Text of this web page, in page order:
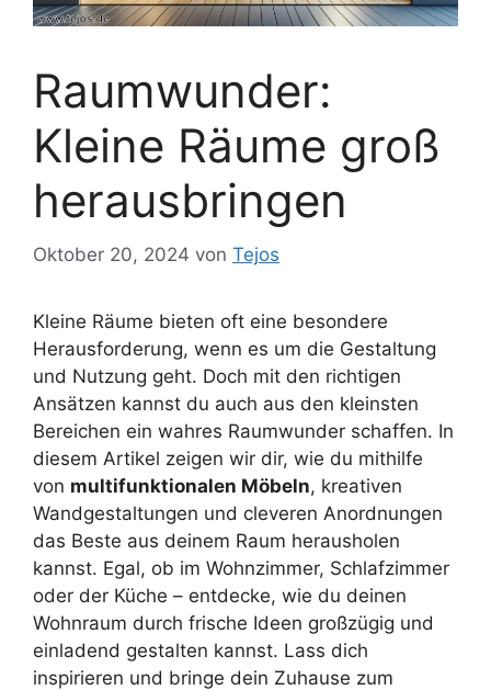
Raumwunder:
Kleine Räume groß
herausbringen
Oktober 20, 2024 von Tejos
Kleine Räume bieten oft eine besondere
Herausforderung, wenn es um die Gestaltung
und Nutzung geht. Doch mit den richtigen
Ansätzen kannst du auch aus den kleinsten
Bereichen ein wahres Raumwunder schaffen. In
diesem Artikel zeigen wir dir, wie du mithilfe
von multifunktionalen Möbeln, kreativen
Wandgestaltungen und cleveren Anordnungen
das Beste aus deinem Raum herausholen
kannst. Egal, ob im Wohnzimmer, Schlafzimmer
oder der Küche – entdecke, wie du deinen
Wohnraum durch frische Ideen großzügig und
einladend gestalten kannst. Lass dich
inspirieren und bringe dein Zuhause zum